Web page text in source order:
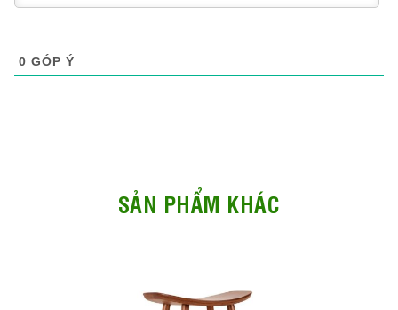
0 GÓP Ý
SẢN PHẨM KHÁC